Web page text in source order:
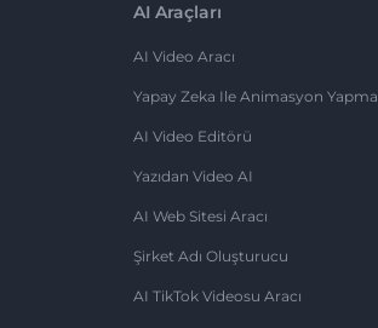
AI Araçları
AI Video Aracı
Yapay Zeka Ile Animasyon Yapma
AI Video Editörü
Yazıdan Video AI
AI Web Sitesi Aracı
Şirket Adı Oluşturucu
AI TikTok Videosu Aracı